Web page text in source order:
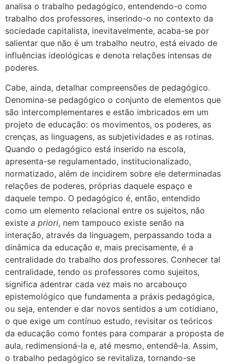
analisa o trabalho pedagógico, entendendo-o como
trabalho dos professores, inserindo-o no contexto da
sociedade capitalista, inevitavelmente, acaba-se por
salientar que não é um trabalho neutro, está eivado de
influências ideológicas e denota relações intensas de
poderes.
Cabe, ainda, detalhar compreensões de pedagógico.
Denomina-se pedagógico o conjunto de elementos que
são intercomplementares e estão imbricados em um
projeto de educação: os movimentos, os poderes, as
crenças, as linguagens, as subjetividades e as rotinas.
Quando o pedagógico está inserido na escola,
apresenta-se regulamentado, institucionalizado,
normatizado, além de incidirem sobre ele determinadas
relações de poderes, próprias daquele espaço e
daquele tempo. O pedagógico é, então, entendido
como um elemento relacional entre os sujeitos, não
existe a priori, nem tampouco existe senão na
interação, através da linguagem, perpassando toda a
dinâmica da educação e, mais precisamente, é a
centralidade do trabalho dos professores. Conhecer tal
centralidade, tendo os professores como sujeitos,
significa adentrar cada vez mais no arcabouço
epistemológico que fundamenta a práxis pedagógica,
ou seja, entender e dar novos sentidos a um cotidiano,
o que exige um contínuo estudo, revisitar os teóricos
da educação como fontes para comparar a proposta de
aula, redimensioná-la e, até mesmo, entendê-la. Assim,
o trabalho pedagógico se revitaliza, tornando-se